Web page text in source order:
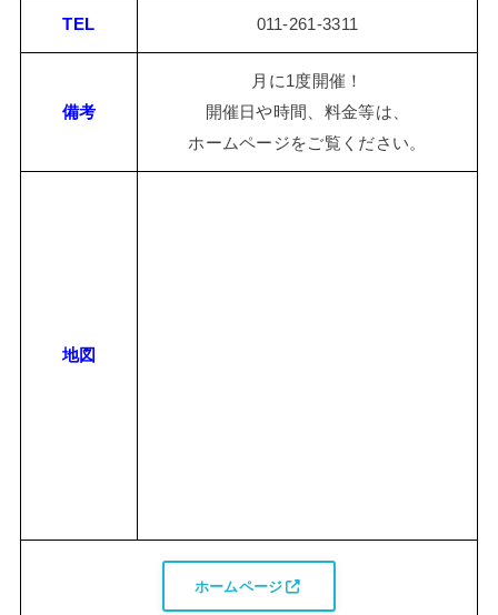
TEL 011-261-3311
備考
月に1度開催！
開催日や時間、料金等は、
ホームページをご覧ください。
地図
ホームページ